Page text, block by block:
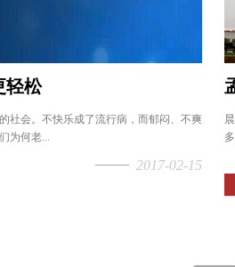
轻松
社会。不快乐成了流行病，而郁闷、不爽
为何老...
2017-02-15